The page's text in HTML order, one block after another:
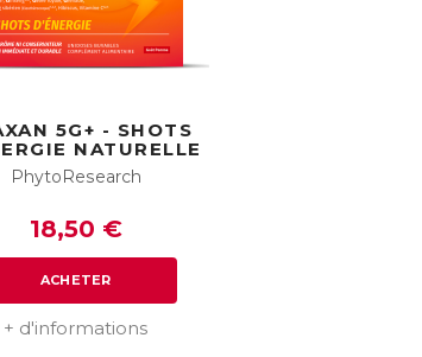
5G+ - SHOTS
NATURELLE
PhytoResearch
18,50 €
ACHETER
+ d'informations